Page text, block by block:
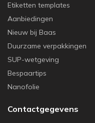
Etiketten templates
Aanbiedingen
Nieuw bij Baas
Duurzame verpakkingen
SUP-wetgeving
Bespaartips
Nanofolie
Contactgegevens